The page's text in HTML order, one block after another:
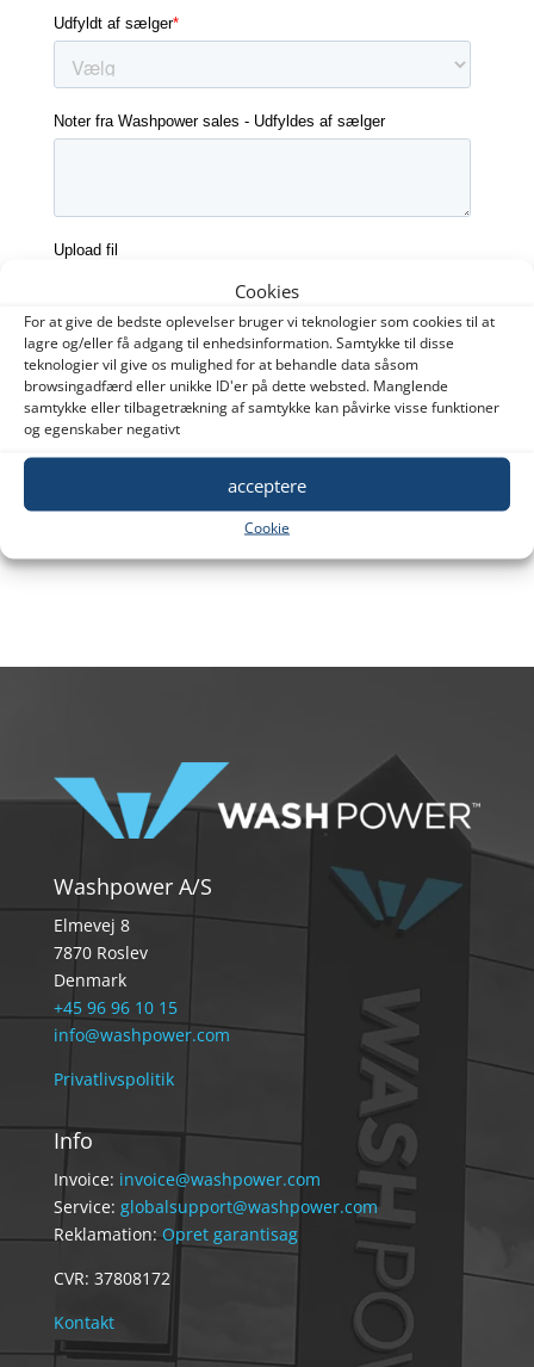
Cookies
For at give de bedste oplevelser bruger vi teknologier som cookies til at
lagre og/eller få adgang til enhedsinformation. Samtykke til disse
teknologier vil give os mulighed for at behandle data såsom
browsingadfærd eller unikke ID'er på dette websted. Manglende
samtykke eller tilbagetrækning af samtykke kan påvirke visse funktioner
og egenskaber negativt
acceptere
Cookie
Washpower A/S
Elmevej 8
7870 Roslev
Denmark
+45 96 96 10 15
info@washpower.com
Privatlivspolitik
Info
Invoice: invoice@washpower.com
Service: globalsupport@washpower.com
Reklamation: Opret garantisag
CVR: 37808172
Kontakt